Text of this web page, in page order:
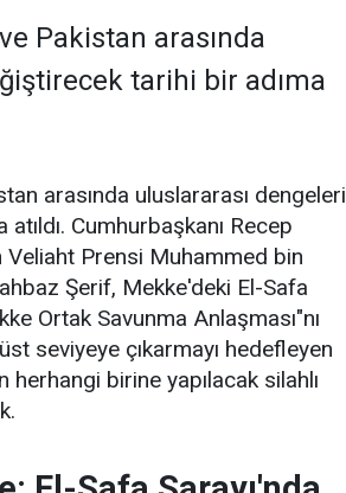
Pakistan arasında
tarihi bir adıma
arasında uluslararası dengeleri
Cumhurbaşkanı Recep
Prensi Muhammed bin
Şerif, Mekke'deki El-Safa
Ortak Savunma Anlaşması"nı
seviyeye çıkarmayı hedefleyen
birine yapılacak silahlı